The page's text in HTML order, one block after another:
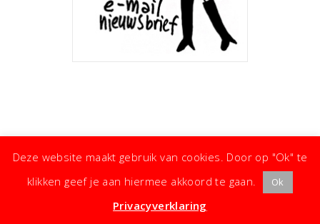
Koken met Karin· Kleine moeite, groot effect ·
Deze website maakt gebruik van cookies. Door op "Ok" te
klikken geef je aan hiermee akkoord te gaan.
Ok
Privacyverklaring